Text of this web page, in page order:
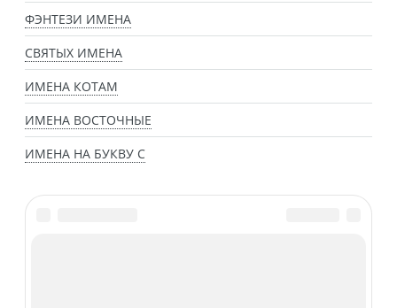
ФЭНТЕЗИ ИМЕНА
СВЯТЫХ ИМЕНА
ИМЕНА КОТАМ
ИМЕНА ВОСТОЧНЫЕ
ИМЕНА НА БУКВУ С